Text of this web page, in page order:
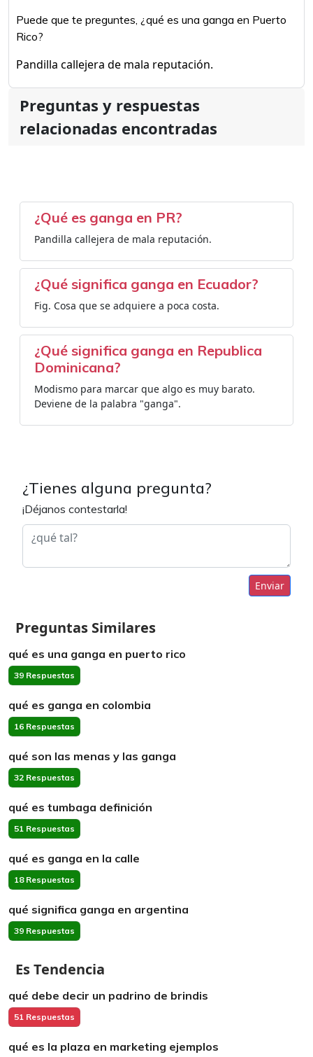
Puede que te preguntes, ¿qué es una ganga en Puerto
Rico?
Pandilla callejera de mala reputación.
Preguntas y respuestas
relacionadas encontradas
¿Qué es ganga en PR?
Pandilla callejera de mala reputación.
¿Qué significa ganga en Ecuador?
Fig. Cosa que se adquiere a poca costa.
¿Qué significa ganga en Republica
Dominicana?
Modismo para marcar que algo es muy barato.
Deviene de la palabra "ganga".
¿Tienes alguna pregunta?
¡Déjanos contestarla!
Enviar
Preguntas Similares
qué es una ganga en puerto rico
39 Respuestas
qué es ganga en colombia
16 Respuestas
qué son las menas y las ganga
32 Respuestas
qué es tumbaga definición
51 Respuestas
qué es ganga en la calle
18 Respuestas
qué significa ganga en argentina
39 Respuestas
Es Tendencia
qué debe decir un padrino de brindis
51 Respuestas
qué es la plaza en marketing ejemplos